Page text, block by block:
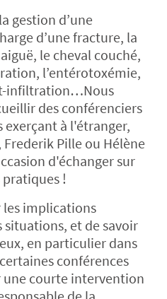
gestion d’une
d’une fracture, la
le cheval couché,
l’entérotoxémie,
infiltration…Nous
des conférenciers
à l'étranger,
Pille ou Hélène
d'échanger sur
pratiques !
les implications
et de savoir
en particulier dans
conférences
courte intervention